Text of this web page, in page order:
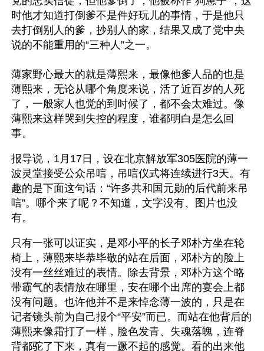
时他才知道打倒爹不是件好玩儿的事情，于是他只
去打倒别人的爹，抄别人的家，结果又成了党中央
说的不能重用的“三种人”之一。
薄家野心最大的就是薄熙来，最像他爹人品的也是
薄熙来，无论从哪个角度来说，活了近百岁的人死
了，一般家人也觉的到时候了，都不会太难过。像
薄熙来这样哭到失控的程度，谁都明白是怎么回
事。
报导说，1月17日，设在北京解放军305医院的薄一
波灵堂接受公众吊唁，吊唁仪式将连续进行3天。有
趣的是下面这句话：“许多共和国元勋的后代前来吊
唁”。哪个来了呢？不知道，文字没有、图片也没
有。
只有一张可以证实，是邓小平的长子邓朴方坐在轮
椅上，薄熙来毕恭毕敬的站在后面，邓朴方的脸上
没有一丝丝难过的表情。除去背景，邓朴方这个略
带霸气的表情放在哪里，安在哪个出席的宴会上都
没有问题。也许他并不是来悼念薄一波的，只是在
记者镜头前为自己报个“平安”而已。而站在他背后的
薄熙来像霜打了一样，脸色发青、失魂落魄，连脊
背都驼了下来，真有一蹶不起的感觉。看的出来他